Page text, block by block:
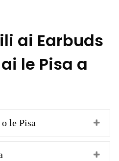
ai Earbuds
le Pisa a
le Pisa